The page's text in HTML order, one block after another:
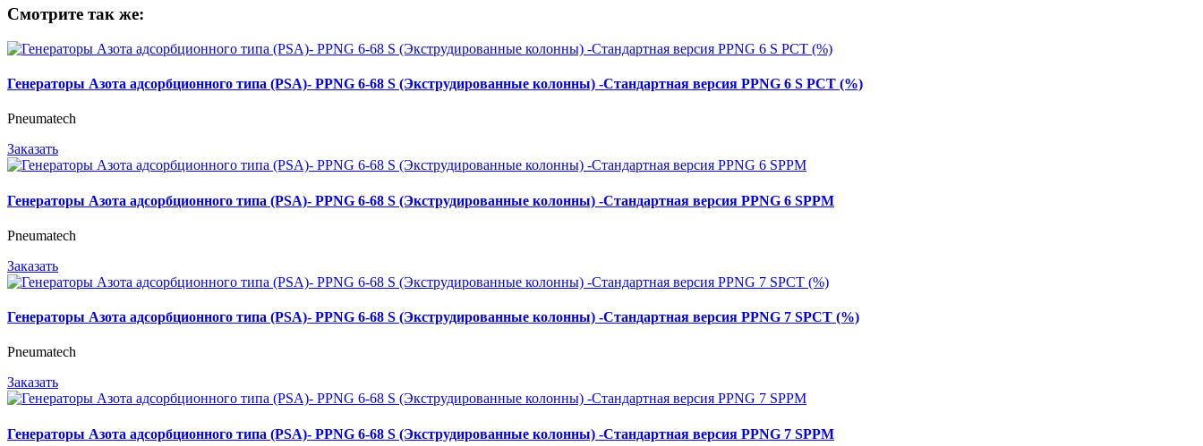
Смотрите так же:
Генераторы Азота адсорбционного типа (PSA)- PPNG 6-68 S (Экструдированные колонны) -Стандартная версия PPNG 6 S PCT (%)
Pneumatech
Заказать
Генераторы Азота адсорбционного типа (PSA)- PPNG 6-68 S (Экструдированные колонны) -Стандартная версия PPNG 6 SPPM
Pneumatech
Заказать
Генераторы Азота адсорбционного типа (PSA)- PPNG 6-68 S (Экструдированные колонны) -Стандартная версия PPNG 7 SPCT (%)
Pneumatech
Заказать
Генераторы Азота адсорбционного типа (PSA)- PPNG 6-68 S (Экструдированные колонны) -Стандартная версия PPNG 7 SPPM